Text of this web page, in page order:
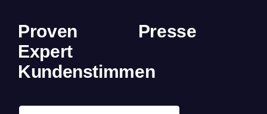
Proven
Expert
Kundenstimmen
Presse